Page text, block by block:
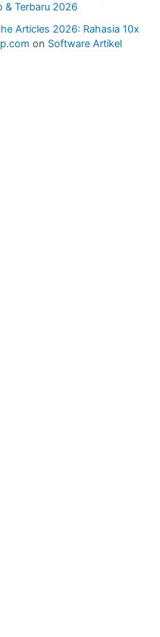
& Terbaru 2026
Articles 2026: Rahasia 10x
on Software Artikel